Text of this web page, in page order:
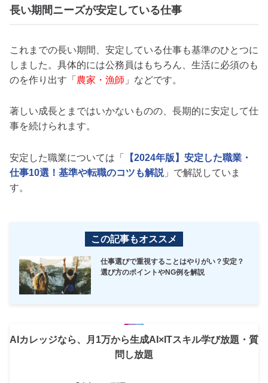
長い期間ニーズが安定している仕事
これまでの長い期間、安定している仕事も基準のひとつに
しました。具体的には公務員はもちろん、生活に必須のも
のを作り出す「 農家・漁師 」などです。
著しい成長とまではいかないものの、長期的に安定して仕
事を続けられます。
安定した職業については「
【2024年版】安定した職業・
仕事10選！基準や転職のコツも解説」で解説していま
す。
この記事もオススメ
仕事選びで重視することはやりがい？安定？
選び方のポイントやNG例を解説
AIカレッジなら、月1万から生成AI×ITスキル学び放題・質
問し放題